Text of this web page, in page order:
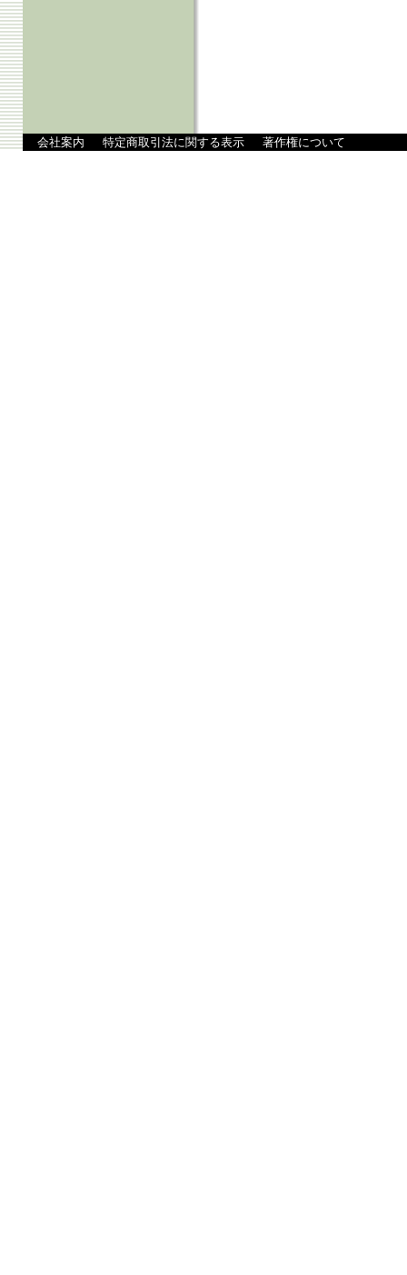
会社案内 特定商取引法に関する表示 著作権について